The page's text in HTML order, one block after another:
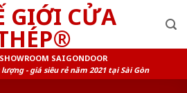
SAIGONDOOR
- giá siêu rẻ năm 2021 tại Sài Gòn